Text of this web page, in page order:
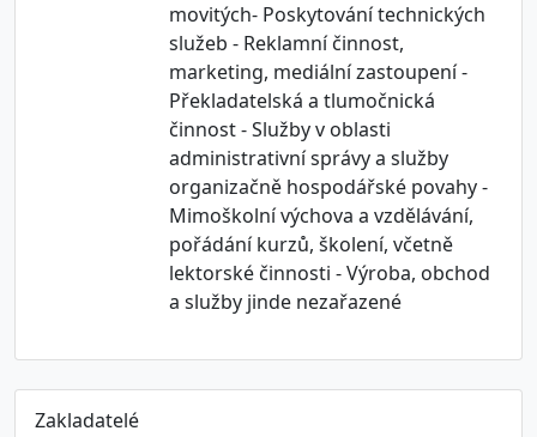
movitých- Poskytování technických
služeb - Reklamní činnost,
marketing, mediální zastoupení -
Překladatelská a tlumočnická
činnost - Služby v oblasti
administrativní správy a služby
organizačně hospodářské povahy -
Mimoškolní výchova a vzdělávání,
pořádání kurzů, školení, včetně
lektorské činnosti - Výroba, obchod
a služby jinde nezařazené
Zakladatelé